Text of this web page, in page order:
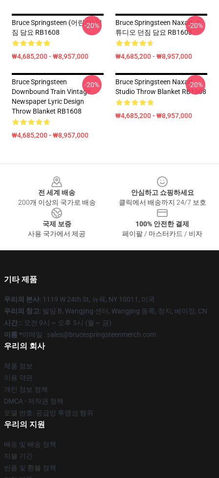
Bruce Springsteen (어린이) 던
짐 담요 RB1608
₩4,685,200 - ₩8,957,000
-20%
Bruce Springsteen Naxart 스
튜디오 던짐 담요 RB1608
₩4,685,200 - ₩8,957,000
-20%
Bruce Springsteen
Downbound Train Vintage
Newspaper Lyric Design
Throw Blanket RB1608
₩4,685,200 - ₩8,957,000
-20%
Bruce Springsteen Naxart
Studio Throw Blanket RB1608
₩4,685,200 - ₩8,957,000
-20%
전 세계 배송
200개 이상의 국가로 배송
안심하고 쇼핑하세요
클릭에서 배송까지 24/7 보호
국제 보증
사용 국가에서 제공
100% 안전한 결제
페이팔 / 마스터카드 / 비자
기타 제품
우리의 본사: 1119 W 24th St, 뉴욕, NY 10011, 미국
우리의 창고: 빌딩 B, Wangjing 센터, Wangjing 동쪽, 창지, 베이징, CN
시간 :: 오전 9시 ~ 오후 5시 (월 ~ 금)
이름 *이메일 : sales@brucespringsteenmerch.com
우리의 회사
제품 정보
이용 약관
개인 정보 정책
DMCA - 저작권 정책
모델 번호: 공급망 투명성 행위
우리의 지원
배송 및 배송 정책
지불 기간
반품 및 환불 정책